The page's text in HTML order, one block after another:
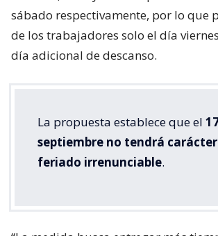
sábado respectivamente, por lo que
de los trabajadores solo el día
día adicional de descanso.
La propuesta establece que el
septiembre no tendrá
feriado irrenunciable.